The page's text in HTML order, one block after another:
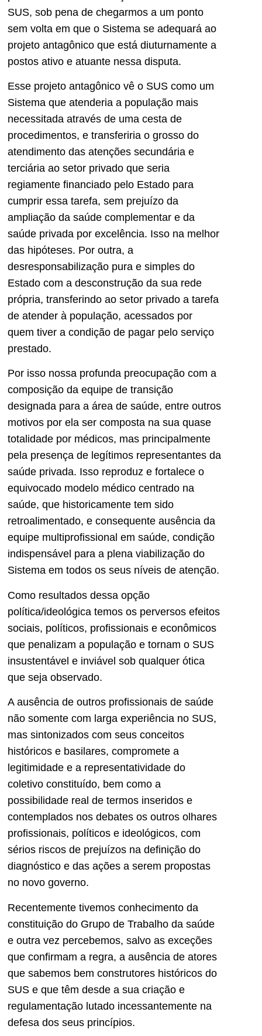
SUS, sob pena de chegarmos a um ponto
sem volta em que o Sistema se adequará ao
projeto antagônico que está diuturnamente a
postos ativo e atuante nessa disputa.
Esse projeto antagônico vê o SUS como um
Sistema que atenderia a população mais
necessitada através de uma cesta de
procedimentos, e transferiria o grosso do
atendimento das atenções secundária e
terciária ao setor privado que seria
regiamente financiado pelo Estado para
cumprir essa tarefa, sem prejuízo da
ampliação da saúde complementar e da
saúde privada por excelência. Isso na melhor
das hipóteses. Por outra, a
desresponsabilização pura e simples do
Estado com a desconstrução da sua rede
própria, transferindo ao setor privado a tarefa
de atender à população, acessados por
quem tiver a condição de pagar pelo serviço
prestado.
Por isso nossa profunda preocupação com a
composição da equipe de transição
designada para a área de saúde, entre outros
motivos por ela ser composta na sua quase
totalidade por médicos, mas principalmente
pela presença de legítimos representantes da
saúde privada. Isso reproduz e fortalece o
equivocado modelo médico centrado na
saúde, que historicamente tem sido
retroalimentado, e consequente ausência da
equipe multiprofissional em saúde, condição
indispensável para a plena viabilização do
Sistema em todos os seus níveis de atenção.
Como resultados dessa opção
política/ideológica temos os perversos efeitos
sociais, políticos, profissionais e econômicos
que penalizam a população e tornam o SUS
insustentável e inviável sob qualquer ótica
que seja observado.
A ausência de outros profissionais de saúde
não somente com larga experiência no SUS,
mas sintonizados com seus conceitos
históricos e basilares, compromete a
legitimidade e a representatividade do
coletivo constituído, bem como a
possibilidade real de termos inseridos e
contemplados nos debates os outros olhares
profissionais, políticos e ideológicos, com
sérios riscos de prejuízos na definição do
diagnóstico e das ações a serem propostas
no novo governo.
Recentemente tivemos conhecimento da
constituição do Grupo de Trabalho da saúde
e outra vez percebemos, salvo as exceções
que confirmam a regra, a ausência de atores
que sabemos bem construtores históricos do
SUS e que têm desde a sua criação e
regulamentação lutado incessantemente na
defesa dos seus princípios.